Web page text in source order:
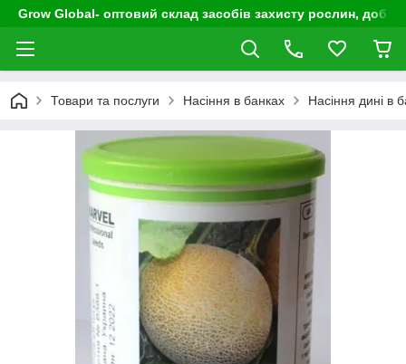
Grow Global- оптовий склад засобів захисту рослин,
Товари та послуги Насіння в банках Насіння дині в